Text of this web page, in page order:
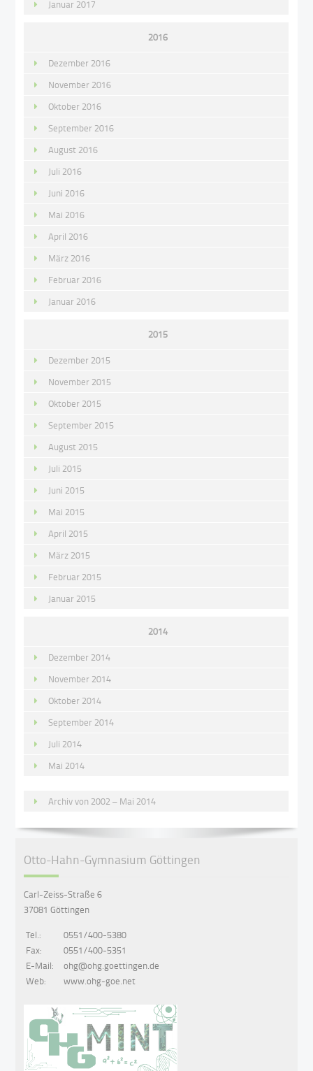
Januar 2017
2016
Dezember 2016
November 2016
Oktober 2016
September 2016
August 2016
Juli 2016
Juni 2016
Mai 2016
April 2016
März 2016
Februar 2016
Januar 2016
2015
Dezember 2015
November 2015
Oktober 2015
September 2015
August 2015
Juli 2015
Juni 2015
Mai 2015
April 2015
März 2015
Februar 2015
Januar 2015
2014
Dezember 2014
November 2014
Oktober 2014
September 2014
Juli 2014
Mai 2014
Archiv von 2002 – Mai 2014
Otto-Hahn-Gymnasium Göttingen
Carl-Zeiss-Straße 6
37081 Göttingen
Tel.:
0551/400-5380
Fax:
0551/400-5351
E-Mail:
ohg@ohg.goettingen.de
Web:
www.ohg-goe.net